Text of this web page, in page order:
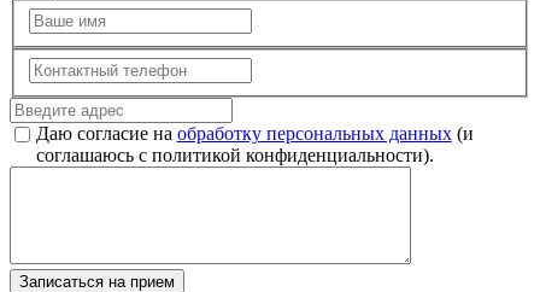
Даю согласие на обработку персональных данных(и
соглашаюсь с политикой конфиденциальности).
Записаться на прием